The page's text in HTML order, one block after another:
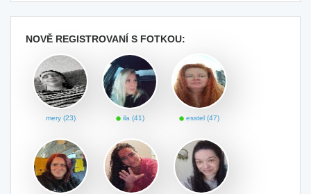
NOVĚ REGISTROVANÍ S FOTKOU:
mery (23) ila (41) esstel (47)